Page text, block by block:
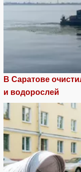
В Саратове
и водорослей